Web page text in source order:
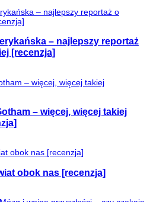
– najlepszy reportaż
[recenzja]
– więcej, więcej takiej
obok nas [recenzja]